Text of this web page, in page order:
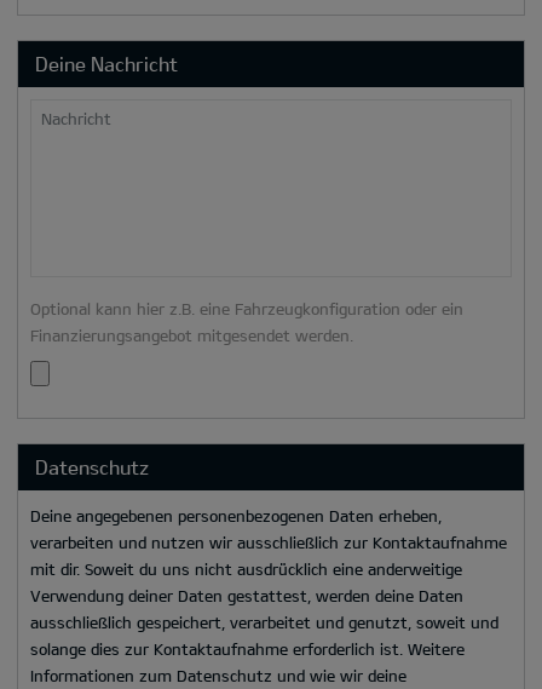
Deine Nachricht
Nachricht
Optional kann hier z.B. eine Fahrzeugkonfiguration oder ein
Finanzierungsangebot mitgesendet werden.
Datenschutz
Deine angegebenen personenbezogenen Daten erheben,
verarbeiten und nutzen wir ausschließlich zur Kontaktaufnahme
mit dir. Soweit du uns nicht ausdrücklich eine anderweitige
Verwendung deiner Daten gestattest, werden deine Daten
ausschließlich gespeichert, verarbeitet und genutzt, soweit und
solange dies zur Kontaktaufnahme erforderlich ist. Weitere
Informationen zum Datenschutz und wie wir deine